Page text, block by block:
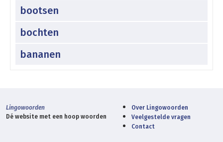
bootsen
bochten
bananen
Lingowoorden
Dé website met een hoop woorden
Over Lingowoorden
Veelgestelde vragen
Contact